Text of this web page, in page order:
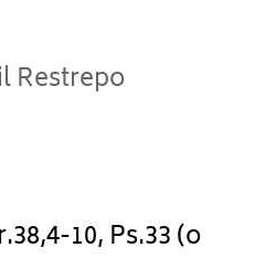
Restrepo
10, Ps.33 (o